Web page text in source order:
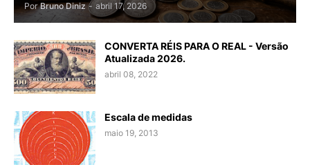
Por Bruno Diniz - abril 17, 2026
CONVERTA RÉIS PARA O REAL - Versão
Atualizada 2026.
abril 08, 2022
Escala de medidas
maio 19, 2013